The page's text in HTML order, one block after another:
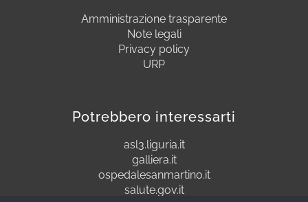
Amministrazione trasparente
Note legali
Privacy policy
URP
Potrebbero interessarti
asl3.liguria.it
galliera.it
ospedalesanmartino.it
salute.gov.it